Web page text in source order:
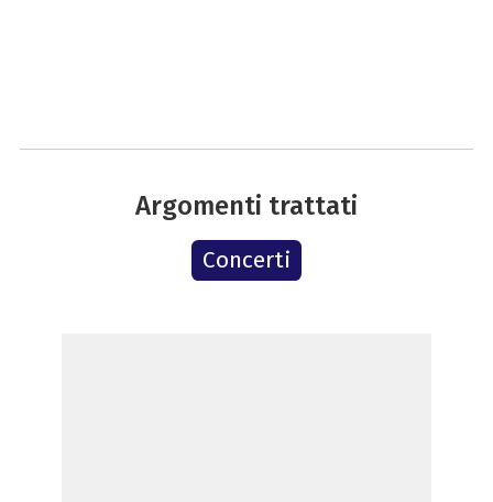
Argomenti trattati
Concerti